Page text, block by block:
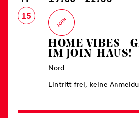
15
HOME VIBES -
IM JOIN-HAUS!
Nord
Eintritt frei, keine